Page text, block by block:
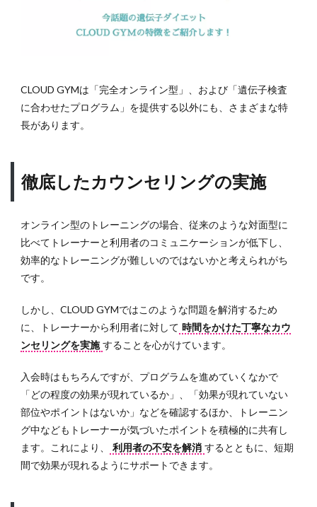
した
こと
があ
CLOUD
GYMで
体験も
受付中
6
自宅
や職
ら近
くの
パー
ルジ
探す
CLOUD GYMは「完全オンライン型」、および「遺伝子検査
に合わせたプログラム」を提供する以外にも、さまざまな特
長があります。
徹底したカウンセリングの実施
オンライン型のトレーニングの場合、従来のような対面型に
比べてトレーナーと利用者のコミュニケーションが低下し、
効率的なトレーニングが難しいのではないかと考えられがち
です。
しかし、CLOUD GYMではこのような問題を解消するため
に、トレーナーから利用者に対して 時間をかけた丁寧なカウ
ンセリングを実施 することを心がけています。
入会時はもちろんですが、プログラムを進めていくなかで
「どの程度の効果が現れているか」、「効果が現れていない
部位やポイントはないか」などを確認するほか、トレーニン
グ中などもトレーナーが気づいたポイントを積極的に共有し
ます。これにより、
利用者の不安を解消 するとともに、短期
間で効果が現れるようにサポートできます。